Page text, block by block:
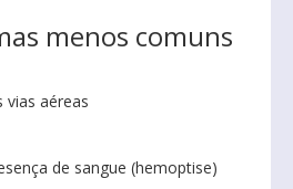
menos comuns
vias aéreas
de sangue (hemoptise)